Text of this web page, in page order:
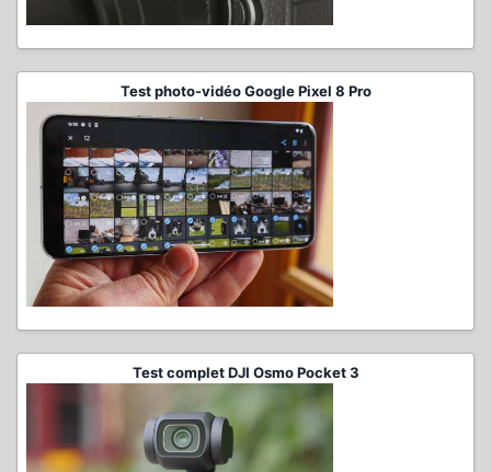
Test photo-vidéo Google Pixel 8 Pro
Test complet DJI Osmo Pocket 3